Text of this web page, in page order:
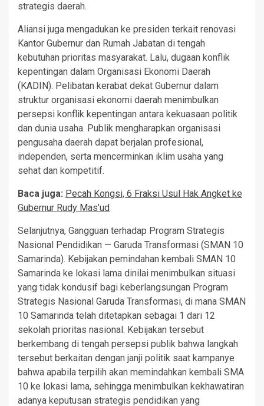
strategis daerah.
Aliansi juga mengadukan ke presiden terkait renovasi
Kantor Gubernur dan Rumah Jabatan di tengah
kebutuhan prioritas masyarakat. Lalu, dugaan konflik
kepentingan dalam Organisasi Ekonomi Daerah
(KADIN). Pelibatan kerabat dekat Gubernur dalam
struktur organisasi ekonomi daerah menimbulkan
persepsi konflik kepentingan antara kekuasaan politik
dan dunia usaha. Publik mengharapkan organisasi
pengusaha daerah dapat berjalan profesional,
independen, serta mencerminkan iklim usaha yang
sehat dan kompetitif.
Baca juga: Pecah Kongsi, 6 Fraksi Usul Hak Angket ke
Gubernur Rudy Mas’ud
Selanjutnya, Gangguan terhadap Program Strategis
Nasional Pendidikan — Garuda Transformasi (SMAN 10
Samarinda). Kebijakan pemindahan kembali SMAN 10
Samarinda ke lokasi lama dinilai menimbulkan situasi
yang tidak kondusif bagi keberlangsungan Program
Strategis Nasional Garuda Transformasi, di mana SMAN
10 Samarinda telah ditetapkan sebagai 1 dari 12
sekolah prioritas nasional. Kebijakan tersebut
berkembang di tengah persepsi publik bahwa langkah
tersebut berkaitan dengan janji politik saat kampanye
bahwa apabila terpilih akan memindahkan kembali SMA
10 ke lokasi lama, sehingga menimbulkan kekhawatiran
adanya keputusan strategis pendidikan yang